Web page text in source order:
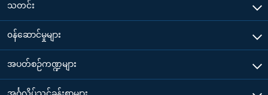
သတင်း
၀န်ဆောင်မှုများ
အပတ်စဉ်ကဏ္ဍများ